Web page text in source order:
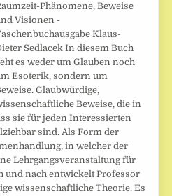
Phänomene, Beweise
Visionen -
Klaus-
Sedlacek In diesem Buch
es weder um Glauben noch
Esoterik, sondern um
Glaubwürdige,
Beweise, die in
sie für jeden Interessierten
sind. Als Form der
in welcher der
Lehrgangsveranstaltung für
und nach entwickelt Professor
wissenschaftliche Theorie. Es